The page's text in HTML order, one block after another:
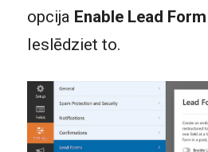
opcija Enable Lead
Ieslēdziet to.